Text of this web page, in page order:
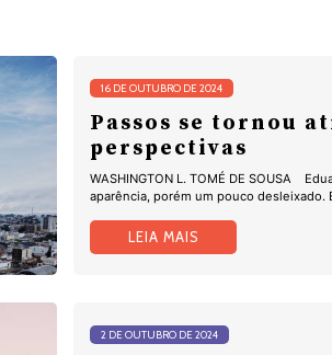
16 DE OUTUBRO DE 2024
Passos se tornou
perspectivas
WASHINGTON L. TOMÉ DE SOUSA
aparência, porém um pouco desleixado.
LEIA MAIS
2 DE OUTUBRO DE 2024